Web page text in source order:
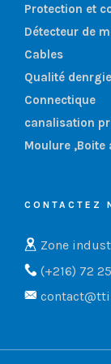
Protection et
Détecteur de
Cables
Qualité denrgie
Connectique
canalisation
Moulure
CONTACTEZ
Zone
(+216) 72